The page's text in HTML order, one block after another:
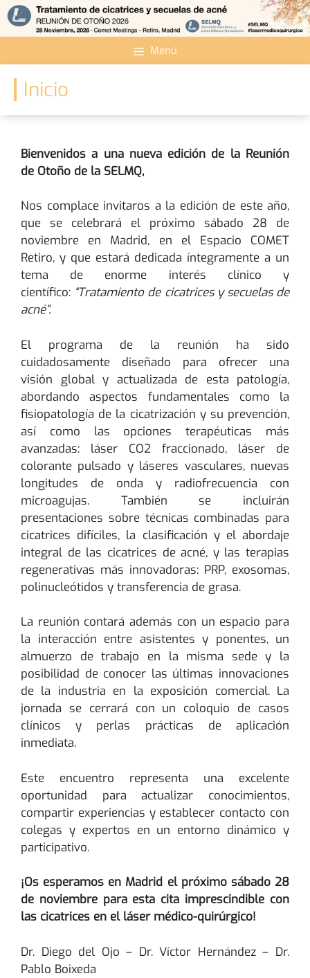
Saltar
al
Menú
Inicio
Bienvenidos a una nueva edición de la Reunión
de Otoño de la SELMQ,
Nos complace invitaros a la edición de este año,
que se celebrará el próximo sábado 28 de
noviembre en Madrid, en el Espacio COMET
Retiro, y que estará dedicada íntegramente a un
tema de enorme interés clínico y
científico: “Tratamiento de cicatrices y secuelas de
acné”.
El programa de la reunión ha sido
cuidadosamente diseñado para ofrecer una
visión global y actualizada de esta patología,
abordando aspectos fundamentales como la
fisiopatología de la cicatrización y su prevención,
así como las opciones terapéuticas más
avanzadas: láser CO2 fraccionado, láser de
colorante pulsado y láseres vasculares, nuevas
longitudes de onda y radiofrecuencia con
microagujas. También se incluirán
presentaciones sobre técnicas combinadas para
cicatrices difíciles, la clasificación y el abordaje
integral de las cicatrices de acné, y las terapias
regenerativas más innovadoras: PRP, exosomas,
polinucleótidos y transferencia de grasa.
La reunión contará además con un espacio para
la interacción entre asistentes y ponentes, un
almuerzo de trabajo en la misma sede y la
posibilidad de conocer las últimas innovaciones
de la industria en la exposición comercial. La
jornada se cerrará con un coloquio de casos
clínicos y perlas prácticas de aplicación
inmediata.
Este encuentro representa una excelente
oportunidad para actualizar conocimientos,
compartir experiencias y establecer contacto con
colegas y expertos en un entorno dinámico y
participativo.
¡Os esperamos en Madrid el próximo sábado 28
de noviembre para esta cita imprescindible con
las cicatrices en el láser médico-quirúrgico!
Dr. Diego del Ojo – Dr. Víctor Hernández – Dr.
Pablo Boixeda